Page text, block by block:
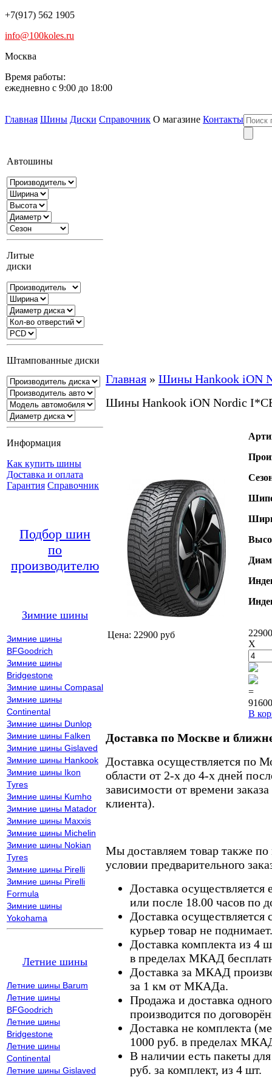
+7(917) 562 1905
info@100koles.ru
Москва
Время работы:
ежедневно с 9:00 до 18:00
Главная Шины Диски Справочник О магазине Контакты
Автошины
Литые
диски
Штампованные диски
Информация
Как купить шины
Доставка и оплата
Гарантия Справочник
Подбор шин
по
производителю
Зимние шины
Зимние шины
BFGoodrich
Зимние шины
Bridgestone
Зимние шины Compasal
Зимние шины
Continental
Зимние шины Dunlop
Зимние шины Falken
Зимние шины Gislaved
Зимние шины Hankook
Зимние шины Ikon
Tyres
Зимние шины Kumho
Зимние шины Matador
Зимние шины Maxxis
Зимние шины Michelin
Зимние шины Nokian
Tyres
Зимние шины Pirelli
Зимние шины Pirelli
Formula
Зимние шины
Yokohama
Летние шины
Летние шины Barum
Летние шины
BFGoodrich
Летние шины
Bridgestone
Летние шины
Continental
Летние шины Gislaved
Главная » Шины Hankook iON
Шины Hankook iON Nordic
Цена: 22900 руб
X
=
В
Доставка по Москве и
Доставка осуществляется по
области от 2-х до 4-х дней
зависимости от времени
клиента).
Мы доставляем товар также
условии предварительного
Доставка осуществляется
или после 18.00 часов по
Доставка осуществляется
курьер товар не поднимает.
Доставка комплекта из 4
в пределах МКАД
Доставка за МКАД
за 1 км от МКАДа.
Продажа и доставка
производится по
Доставка не комплекта
1000 руб. в пределах
В наличии есть пакеты
руб. за комплект, из 4 шт.